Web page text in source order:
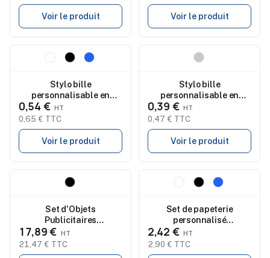
Voir le produit Voir le produit
Nouveau
Stylo bille
personnalisable en
métal Yvette
0,54 €
0,65 € TTC
Voir le produit
Stylo bille
personnalisable en
bambou BERN BAMBOO
0,39 €
0,47 € TTC
Voir le produit
Set d'Objets
Publicitaires
Personnalisés : Cahier,
Stylo et Bouteille
Isotherme Datiford pas
17,89 €
21,47 € TTC
Nouveau
Set de papeterie
personnalisé
accessoires de bureau
QUINCY
2,42 €
2,90 € TTC